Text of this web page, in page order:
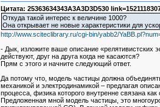
Цитата: 25363634343A3A3D3D530
Откуда такой интерес к величине 1000?
Она открывает не новые характеристики для
http://www.sciteclibrary.ru/cgi-bin/yabb2/
- Дык, изложите ваше описание «релятивистских
действуют, друг на друга когда не касаются?
Прям с этого и начните следующий ответ.
Да потому что, модель частицы должна
механикой и электродинамикой – предлагая
процесса, физика которого внутренне связана
Предложенная мной модель частицы, это